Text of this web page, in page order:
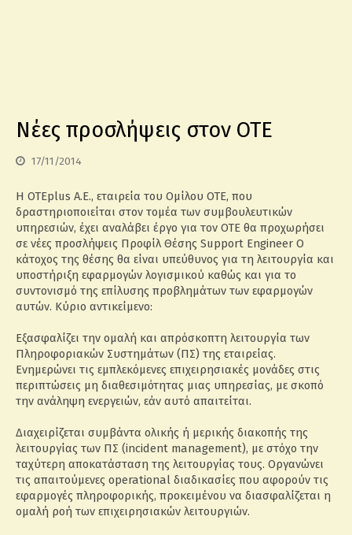
Νέες προσλήψεις στον ΟΤΕ
17/11/2014
Η OTEplus Α.Ε., εταιρεία του Ομίλου ΟΤΕ, που
δραστηριοποιείται στον τομέα των συμβουλευτικών
υπηρεσιών, έχει αναλάβει έργο για τον ΟΤΕ θα προχωρήσει
σε νέες προσλήψεις Προφίλ Θέσης Support Engineer Ο
κάτοχος της θέσης θα είναι υπεύθυνος για τη λειτουργία και
υποστήριξη εφαρμογών λογισμικού καθώς και για το
συντονισμό της επίλυσης προβλημάτων των εφαρμογών
αυτών. Κύριο αντικείμενο:
Εξασφαλίζει την ομαλή και απρόσκοπτη λειτουργία των
Πληροφοριακών Συστημάτων (ΠΣ) της εταιρείας.
Ενημερώνει τις εμπλεκόμενες επιχειρησιακές μονάδες στις
περιπτώσεις μη διαθεσιμότητας μιας υπηρεσίας, με σκοπό
την ανάληψη ενεργειών, εάν αυτό απαιτείται.
Διαχειρίζεται συμβάντα ολικής ή μερικής διακοπής της
λειτουργίας των ΠΣ (incident management), με στόχο την
ταχύτερη αποκατάσταση της λειτουργίας τους. Οργανώνει
τις απαιτούμενες operational διαδικασίες που αφορούν τις
εφαρμογές πληροφορικής, προκειμένου να διασφαλίζεται η
ομαλή ροή των επιχειρησιακών λειτουργιών.